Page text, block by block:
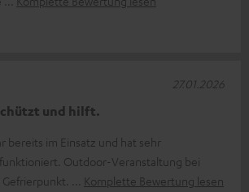
und hilft.
bereits im Einsatz und hat sehr
Outdoor-Veranstaltung bei
Komplette Bewertung lesen
27.01.2026